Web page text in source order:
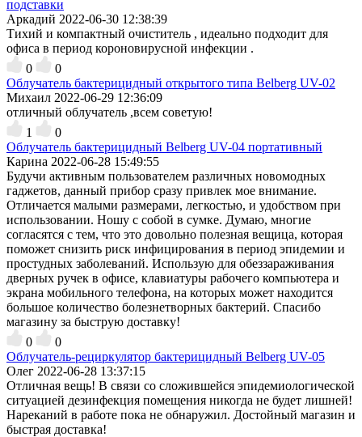
подставки
Аркадий 2022-06-30 12:38:39
Тихий и компактный очиститель , идеально подходит для
офиса в период короновирусной инфекции .
0
0
Облучатель бактерицидный открытого типа Belberg UV-02
Михаил 2022-06-29 12:36:09
отличный облучатель ,всем советую!
1
0
Облучатель бактерицидный Belberg UV-04 портативный
Карина 2022-06-28 15:49:55
Будучи активным пользователем различных новомодных
гаджетов, данный прибор сразу привлек мое внимание.
Отличается малыми размерами, легкостью, и удобством при
использовании. Ношу с собой в сумке. Думаю, многие
согласятся с тем, что это довольно полезная вещица, которая
поможет снизить риск инфицирования в период эпидемии и
простудных заболеваний. Использую для обеззараживания
дверных ручек в офисе, клавиатуры рабочего компьютера и
экрана мобильного телефона, на которых может находится
большое количество болезнетворных бактерий. Спасибо
магазину за быструю доставку!
0
0
Облучатель-рециркулятор бактерицидный Belberg UV-05
Олег 2022-06-28 13:37:15
Отличная вещь! В связи со сложившейся эпидемиологической
ситуацией дезинфекция помещения никогда не будет лишней!
Нареканий в работе пока не обнаружил. Достойный магазин и
быстрая доставка!